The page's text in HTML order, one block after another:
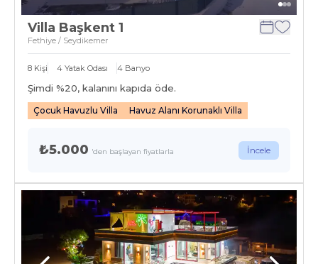
Villa Başkent 1
Fethiye / Seydikemer
8 Kişi 4 Yatak Odası 4 Banyo
Şimdi %20, kalanını kapıda öde.
Çocuk Havuzlu Villa Havuz Alanı Korunaklı Villa
₺5.000 'den başlayan fiyatlarla İncele